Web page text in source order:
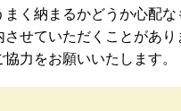
く納まるかどうか心配
させていただくことがあ
力をお願いいたします。